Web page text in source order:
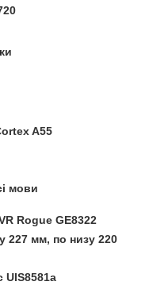
A55
мови
Rogue GE8322
227 мм, по низу 220
UIS8581a